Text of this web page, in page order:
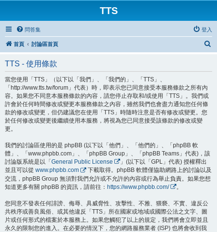
TTS
問答集 登入
首頁 討論區首頁
TTS - 使用條款
當您使用「TTS」（以下以「我們」、「我們的」、「TTS」、
「http://www.tts.tw/forum」代表）時，即表示您已同意接受本服務條款之所有內
容。如果您不同意本服務條款的內容，請您停止存取和/或使用「TTS」。我們或
許會於任何時間修改或變更本服務條款之內容，雖然我們也會盡力通知您任何條
款的修改或變更，但仍建議您在使用「TTS」時隨時注意是否有修改或變更。您
於任何修改或變更後繼續使用本服務，將視為您已同意接受該條款的修改或變
更。
我們的討論區使用的是 phpBB (以下以「他們」、「他們的」、「phpBB 軟
體」、「www.phpbb.com」、「phpBB Group」、「phpBB Teams」代表)，該
討論版系統是以「 General Public License
」(以下以「GPL」代表) 授權釋出
並且可以從 www.phpbb.com
下載取得。phpBB 軟體僅協助網路上的討論以及
交流，phpBB Group 無須對我們允許或不允許的內容或行為舉止負責。如果您想
知道更多有關 phpBB 的資訊，請前往： https://www.phpbb.com/ 。
您同意不發表任何誹謗、侮辱、具威脅性、攻擊性、不雅、猥褻、不實、違反公
共秩序或善良風俗、或其他違反「TTS」所在國家或地域或國際公法之文字、圖
片或任何形式的檔案於本服務上。如果您觸犯了以上的規定，我們將會立即並且
永久的限制您的進入。在必要的情況下，您的網路服務業者 (ISP) 也將會收到我